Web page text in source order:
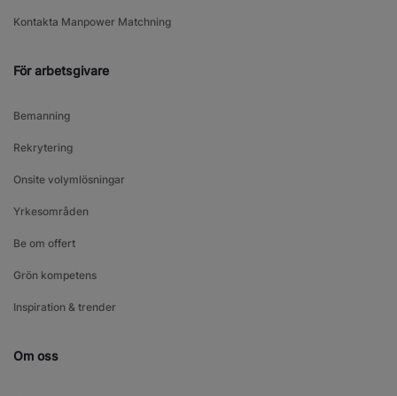
Kontakta Manpower Matchning
För arbetsgivare
Bemanning
Rekrytering
Onsite volymlösningar
Yrkesområden
Be om offert
Grön kompetens
Inspiration & trender
Om oss